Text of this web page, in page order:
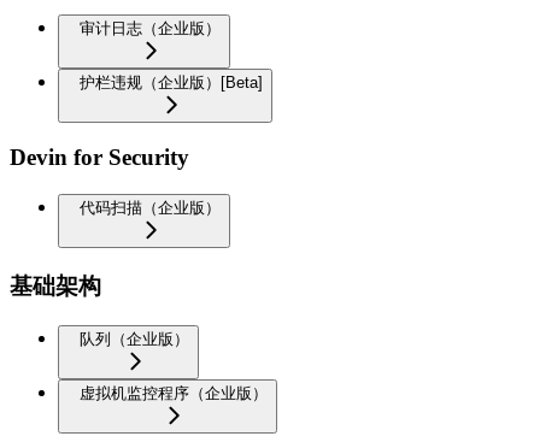
审计日志（企业版）
护栏违规（企业版）[Beta]
Devin for Security
代码扫描（企业版）
基础架构
队列（企业版）
虚拟机监控程序（企业版）